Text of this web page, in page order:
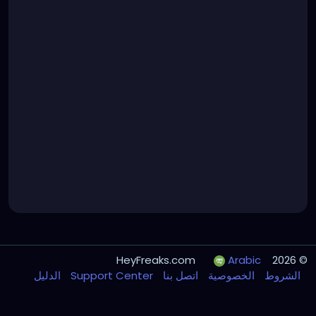
© 2026 HeyFreaks.com
Arabic
الشروط
الخصوصية اتصل بنا Support Center الدليل